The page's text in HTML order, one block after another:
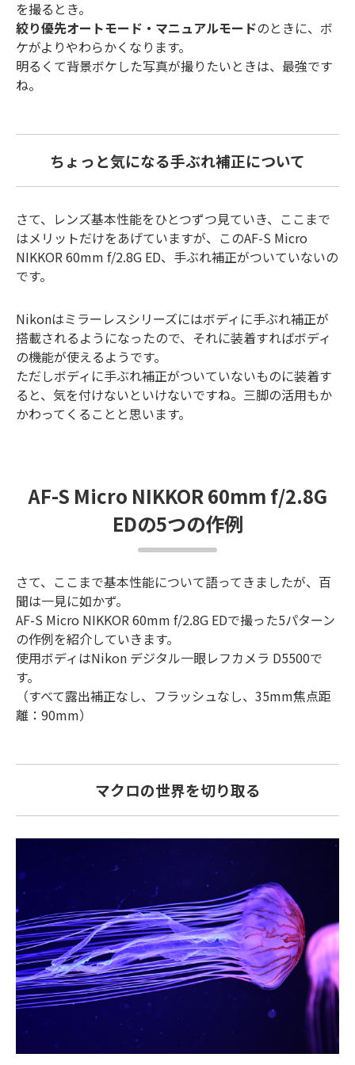
を撮るとき。
絞り優先オートモード・マニュアルモードのときに、ボ
ケがよりやわらかくなります。
明るくて背景ボケした写真が撮りたいときは、最強です
ね。
ちょっと気になる手ぶれ補正について
さて、レンズ基本性能をひとつずつ見ていき、ここまで
はメリットだけをあげていますが、このAF-S Micro
NIKKOR 60mm f/2.8G ED、手ぶれ補正がついていないの
です。
Nikonはミラーレスシリーズにはボディに手ぶれ補正が
搭載されるようになったので、それに装着すればボディ
の機能が使えるようです。
ただしボディに手ぶれ補正がついていないものに装着す
ると、気を付けないといけないですね。三脚の活用もか
かわってくることと思います。
AF-S Micro NIKKOR 60mm f/2.8G
EDの5つの作例
さて、ここまで基本性能について語ってきましたが、百
聞は一見に如かず。
AF-S Micro NIKKOR 60mm f/2.8G EDで撮った5パターン
の作例を紹介していきます。
使用ボディはNikon デジタル一眼レフカメラ D5500で
す。
（すべて露出補正なし、フラッシュなし、35mm焦点距
離：90mm）
マクロの世界を切り取る